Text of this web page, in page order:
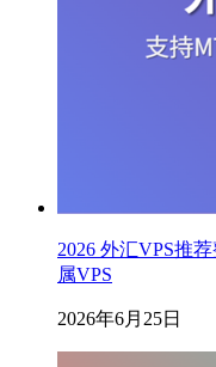
2026 外汇VPS推
属VPS
2026年6月25日